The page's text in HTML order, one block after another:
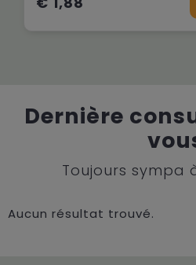
Dernière
Toujours sympa
Aucun résultat trouvé.